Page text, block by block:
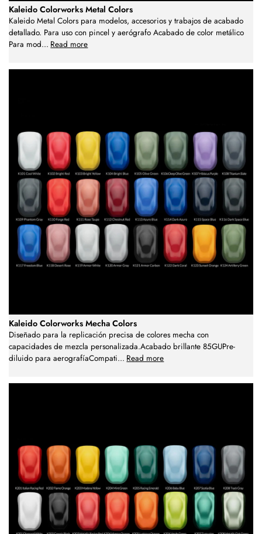
Kaleido Colorworks Metal Colors
Kaleido Metal Colors para modelos, accesorios y trabajos de acabado
detallado. Para uso con pincel y aerógrafo Acabado de color metálico
Para mod... Read more
Kaleido Colorworks Mecha Colors
Diseñado para la replicación precisa de colores mecha con
capacidades de mezcla personalizada.Acabado brillante 85GUPre-
diluido para aerografíaCompati... Read more